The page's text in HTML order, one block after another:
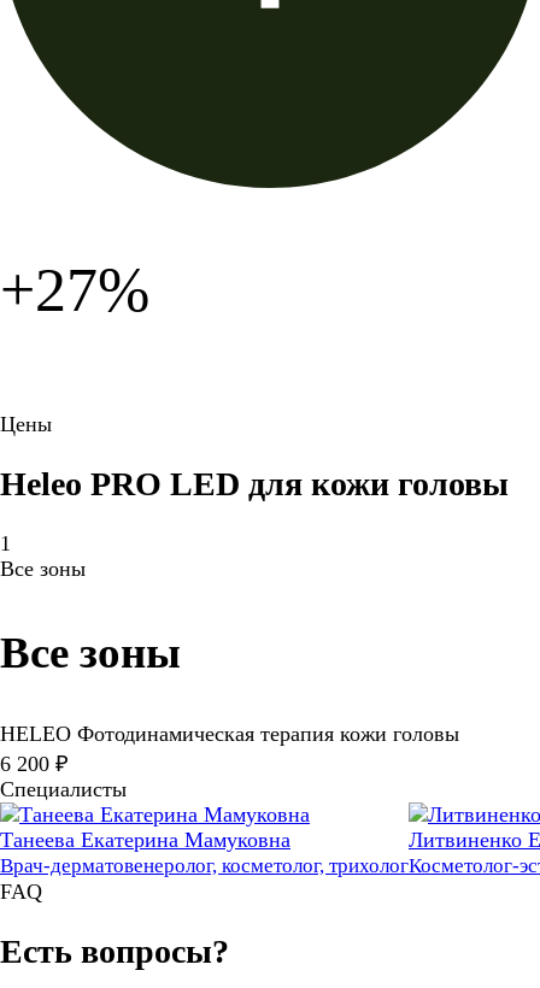
+27%
Цены
Heleo PRO LED для кожи головы
1
Все зоны
Все зоны
HELEO Фотодинамическая терапия кожи головы
6 200 ₽
Специалисты
Танеева Екатерина Мамуковна
Врач-дерматовенеролог, косметолог, трихолог
Литвиненко
Косметолог-
FAQ
Есть вопросы?